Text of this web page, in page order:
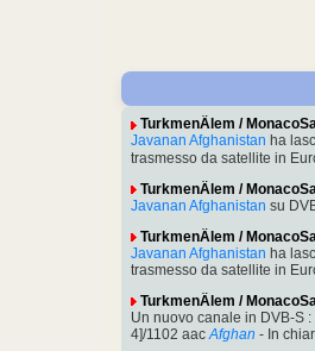
TurkmenÄlem /
Javanan Afghanistan ha
trasmesso da satellite in
TurkmenÄlem /
Javanan Afghanistan su
TurkmenÄlem /
Javanan Afghanistan ha
trasmesso da satellite in
TurkmenÄlem /
Un nuovo canale in DVB-S :
4]/1102 aac Afghan - In